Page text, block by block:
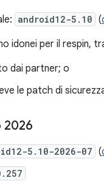
android12-5.10 (
idonei per il respin,
dai partner; o
le patch di
2026
5.10-2026-07 (